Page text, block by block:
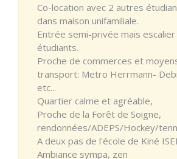
Co-location avec 2 autres
dans maison unifamiliale.
Entrée semi-privée mais
étudiants.
Proche de commerces et
transport: Metro Herrmann-
etc...
Quartier calme et agréable,
Proche de la Forêt de Soigne,
rendonnées/ADEPS/Hockey/
A deux pas de l'école de Kiné
Ambiance sympa, zen